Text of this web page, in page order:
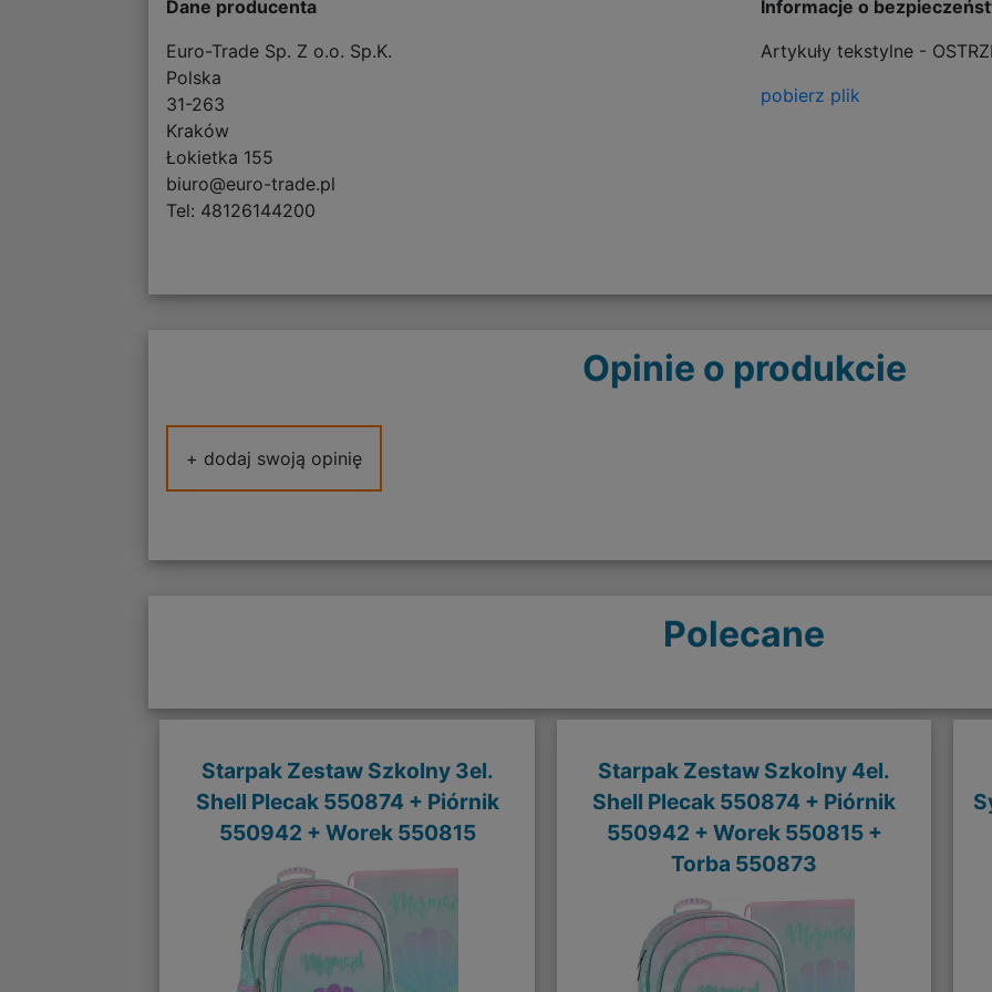
Dane producenta
Euro-Trade Sp. Z o.o. Sp.K.
Polska
31-263
Kraków
Łokietka 155
biuro@euro-trade.pl
Tel: 48126144200
Informacje o
Artykuły tekstylne -
pobierz plik
Opinie o produkcie
+ dodaj swoją opinię
Polecane
Starpak Zestaw Szkolny 3el.
Shell Plecak 550874 + Piórnik
550942 + Worek 550815
Starpak Zestaw Szkolny 4el.
Shell Plecak 550874 + Piórnik
550942 + Worek 550815 +
Torba 550873